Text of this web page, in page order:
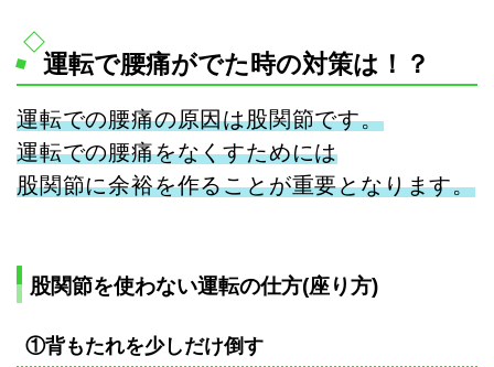
運転で腰痛がでた時の対策は！？
運転での腰痛の原因は股関節です。
運転での腰痛をなくすためには
股関節に余裕を作ることが重要となります。
股関節を使わない運転の仕方(座り方)
①背もたれを少しだけ倒す